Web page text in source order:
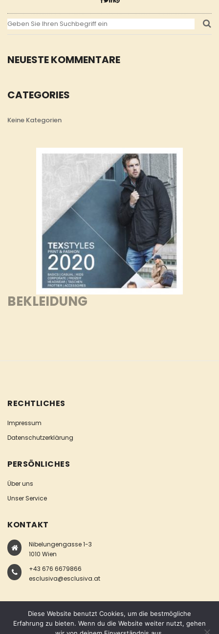
NEUESTE KOMMENTARE
CATEGORIES
Keine Kategorien
BEKLEIDUNG
RECHTLICHES
Impressum
Datenschutzerklärung
PERSÖNLICHES
Über uns
Unser Service
KONTAKT
Nibelungengasse 1-3
1010 Wien
+43 676 6679866
esclusiva@esclusiva.at
Diese Website benutzt Cookies, um die bestmögliche
Erfahrung zu bieten. Wenn du die Website weiter nutzt, gehen